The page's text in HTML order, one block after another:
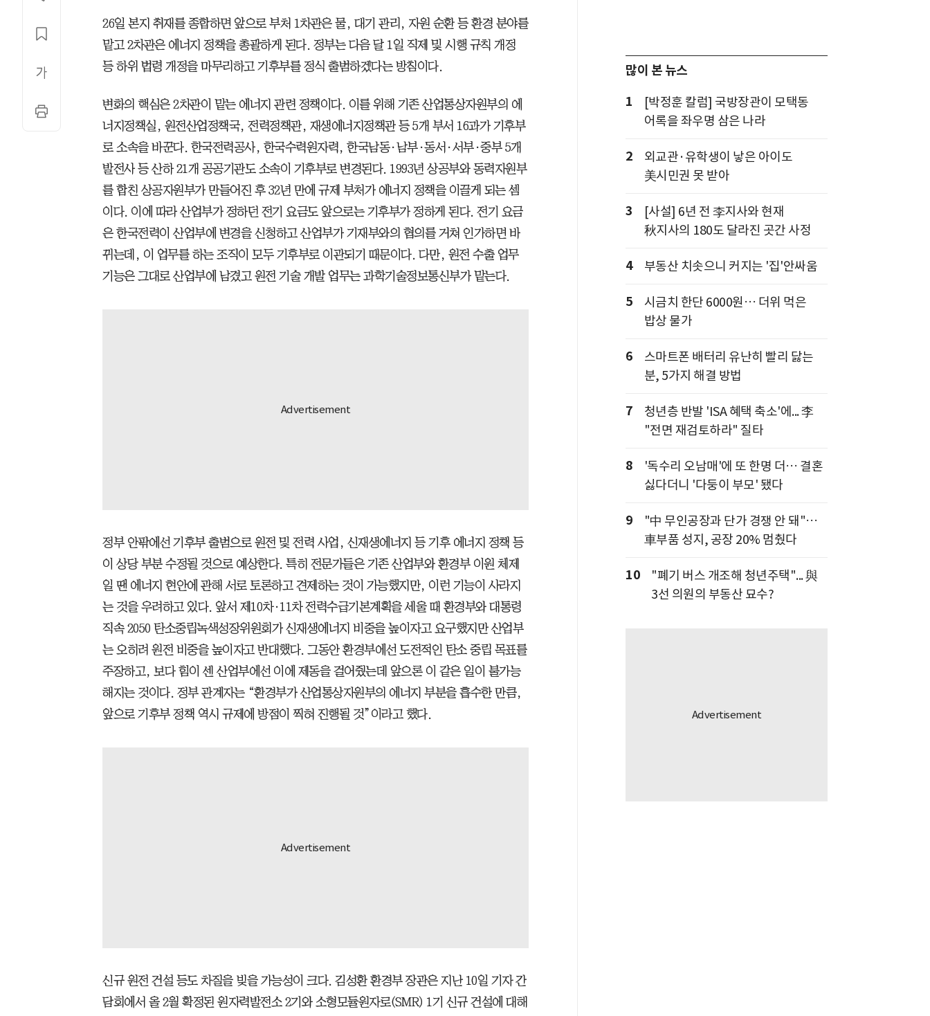
26일 본지 취재를 종합하면 앞으로 부처 1차관은 물, 대기 관리, 자원 순환 등 환경 분야를
맡고 2차관은 에너지 정책을 총괄하게 된다. 정부는 다음 달 1일 직제 및 시행 규칙 개정
등 하위 법령 개정을 마무리하고 기후부를 정식 출범하겠다는 방침이다.
변화의 핵심은 2차관이 맡는 에너지 관련 정책이다. 이를 위해 기존 산업통상자원부의 에
너지정책실, 원전산업정책국, 전력정책관, 재생에너지정책관 등 5개 부서 16과가 기후부
로 소속을 바꾼다. 한국전력공사, 한국수력원자력, 한국남동·남부·동서·서부·중부 5개
발전사 등 산하 21개 공공기관도 소속이 기후부로 변경된다. 1993년 상공부와 동력자원부
를 합친 상공자원부가 만들어진 후 32년 만에 규제 부처가 에너지 정책을 이끌게 되는 셈
이다. 이에 따라 산업부가 정하던 전기 요금도 앞으로는 기후부가 정하게 된다. 전기 요금
은 한국전력이 산업부에 변경을 신청하고 산업부가 기재부와의 협의를 거쳐 인가하면 바
뀌는데, 이 업무를 하는 조직이 모두 기후부로 이관되기 때문이다. 다만, 원전 수출 업무
기능은 그대로 산업부에 남겼고 원전 기술 개발 업무는 과학기술정보통신부가 맡는다.
정부 안팎에선 기후부 출범으로 원전 및 전력 사업, 신재생에너지 등 기후 에너지 정책 등
이 상당 부분 수정될 것으로 예상한다. 특히 전문가들은 기존 산업부와 환경부 이원 체제
일 땐 에너지 현안에 관해 서로 토론하고 견제하는 것이 가능했지만, 이런 기능이 사라지
는 것을 우려하고 있다. 앞서 제10차·11차 전력수급기본계획을 세울 때 환경부와 대통령
직속 2050 탄소중립녹색성장위원회가 신재생에너지 비중을 높이자고 요구했지만 산업부
는 오히려 원전 비중을 높이자고 반대했다. 그동안 환경부에선 도전적인 탄소 중립 목표를
주장하고, 보다 힘이 센 산업부에선 이에 제동을 걸어줬는데 앞으론 이 같은 일이 불가능
해지는 것이다. 정부 관계자는 “환경부가 산업통상자원부의 에너지 부분을 흡수한 만큼,
앞으로 기후부 정책 역시 규제에 방점이 찍혀 진행될 것”이라고 했다.
신규 원전 건설 등도 차질을 빚을 가능성이 크다. 김성환 환경부 장관은 지난 10일 기자 간
담회에서 올 2월 확정된 원자력발전소 2기와 소형모듈원자로(SMR) 1기 신규 건설에 대해
많이 본 뉴스
1
[박정훈 칼럼] 국방장관이 모택동
어록을 좌우명 삼은 나라
2
외교관·유학생이 낳은 아이도
美시민권 못 받아
3
[사설] 6년 전 李지사와 현재
秋지사의 180도 달라진 곳간 사정
4 부동산 치솟으니 커지는 '집'안싸움
5
시금치 한단 6000원… 더위 먹은
밥상 물가
6
스마트폰 배터리 유난히 빨리 닳는
분, 5가지 해결 방법
7
청년층 반발 'ISA 혜택 축소'에... 李
"전면 재검토하라" 질타
8
'독수리 오남매'에 또 한명 더… 결혼
싫다더니 '다둥이 부모' 됐다
9
"中 무인공장과 단가 경쟁 안 돼"…
車부품 성지, 공장 20% 멈췄다
10
"폐기 버스 개조해 청년주택"... 與
3선 의원의 부동산 묘수?